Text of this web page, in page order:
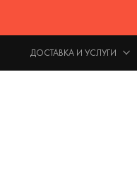
ДОСТАВКА И УСЛУГИ